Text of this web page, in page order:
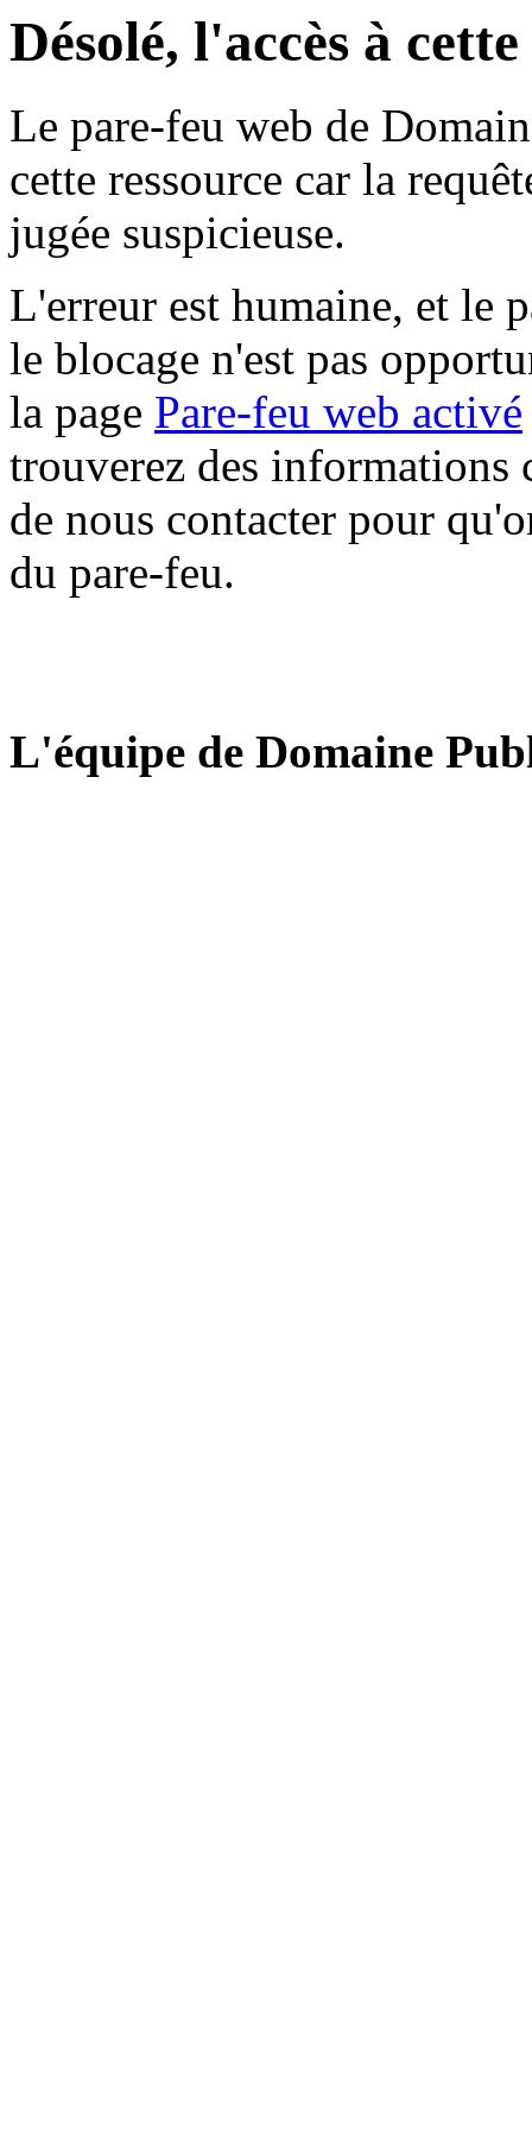
Désolé, l'accès à
Le pare-feu web de
cette ressource car la
jugée suspicieuse.
L'erreur est humaine, et le
le blocage n'est pas
la page Pare-feu web activé
trouverez des informations
de nous contacter pour
du pare-feu.
L'équipe de Domaine